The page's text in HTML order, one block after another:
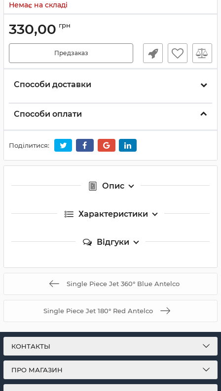
Немає на складі
330,00 грн
Предзаказ
Способи доставки
Способи оплати
Поділитися:
Опис
Характеристики
Відгуки
Single Piece Jet 360° Blue Antelco
Single Piece Jet 180° Red Antelco
КОНТАКТЫ
ПРО МАГАЗИН